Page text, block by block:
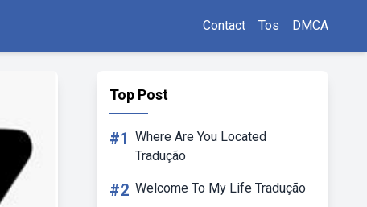
Contact Tos DMCA
Top Post
#1 Where Are You Located
Tradução
#2 Welcome To My Life Tradução